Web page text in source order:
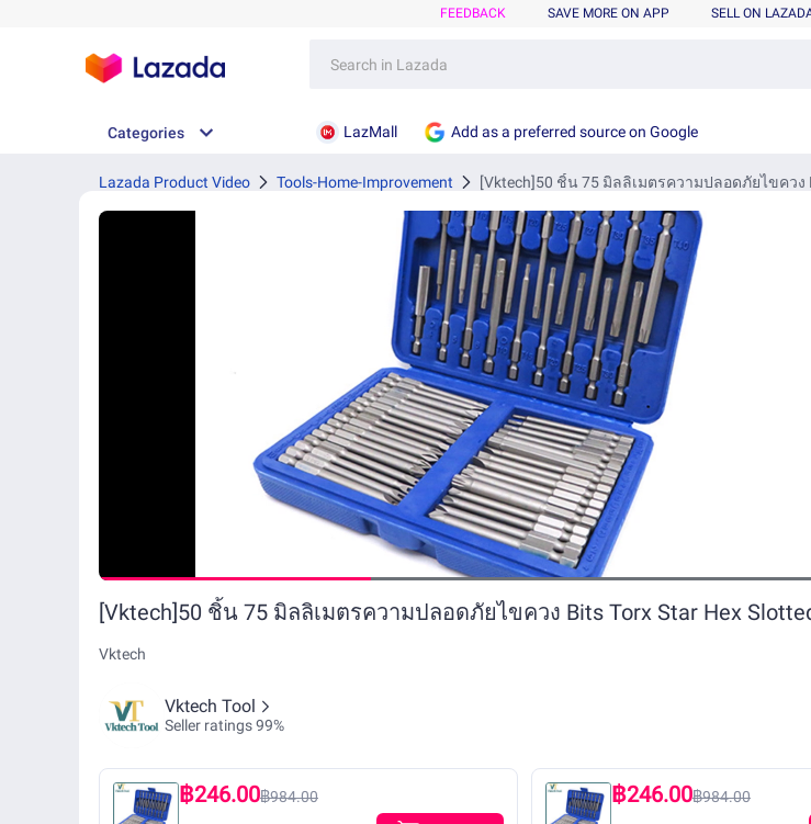
FEEDBACK SAVE MORE ON APP SELL ON
Categories LazMall Add as a preferred source on Google
Lazada Product Video Tools-Home-Improvement [Vktech]50 ชิ้น 75 มิลลิเมตรความปลอดภัยไขควง
[Vktech]50 ชิ้น 75 มิลลิเมตรความปลอดภัยไขควง Bits Torx Star Hex
Vktech
Vktech Tool
Seller ratings 99%
฿246.00฿984.00 ฿246.00฿984.00